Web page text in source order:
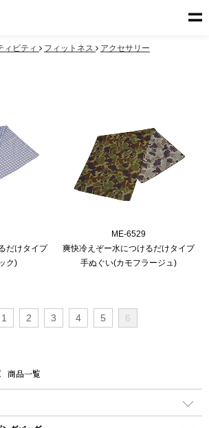
ィビティ フィットネス アクセサリー
だけタイプ
ク)
ME-6529
爽快冷えぞー水につけるだけタイプ
手ぬぐい(カモフラージュ)
1 2 3 4 5 6
商品一覧